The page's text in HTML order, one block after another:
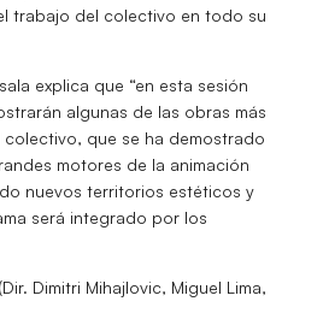
trabajo del colectivo en todo su
explica que “en esta sesión
algunas de las obras más
que se ha demostrado
motores de la animación
nuevos territorios estéticos y
será integrado por los
(Dir. Dimitri Mihajlovic, Miguel Lima,